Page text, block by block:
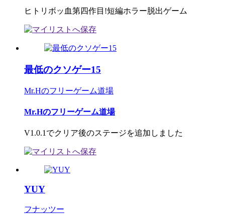
ヒトリボッ血第四作目!短編ホラー脱出ゲーム
最低のクソゲー15
Mr.Hのフリーゲーム道場
Mr.Hのフリーゲーム道場
V1.0.1でクリア後のステージを追加しました
YUY
フナッツー